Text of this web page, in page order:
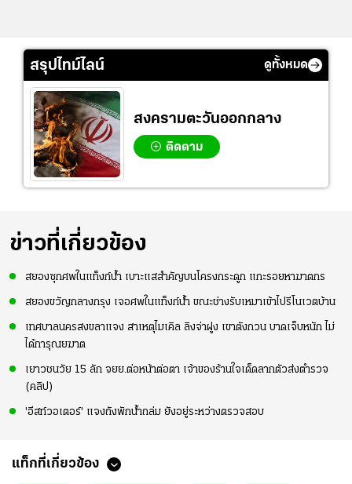
สรุปไทม์ไลน์ ดูทั้งหมด
สงครามตะวันออกกลาง
ติดตาม
ข่าวที่เกี่ยวข้อง
สยองซุกศพในแท็งก์น้ำ เบาะแสสำคัญบนโครงกระดูก แกะรอยหาฆาตกร
สยองขวัญกลางกรุง เจอศพในแท็งก์น้ำ ขณะช่างรับเหมาเข้าไปรีโนเวตบ้าน
เทศบาลนครสงขลาแจง สาเหตุไมเคิล ลิงจ่าฝูง เขาตังกวน บาดเจ็บหนัก ไม่
ได้การุณยฆาต
เยาวชนวัย 15 ลัก จยย.ต่อหน้าต่อตา เจ้าของร้านใจเด็ดลากตัวส่งตำรวจ
(คลิป)
'อีสท์วอเตอร์' แจงถังพักน้ำถล่ม ยังอยู่ระหว่างตรวจสอบ
แท็กที่เกี่ยวข้อง